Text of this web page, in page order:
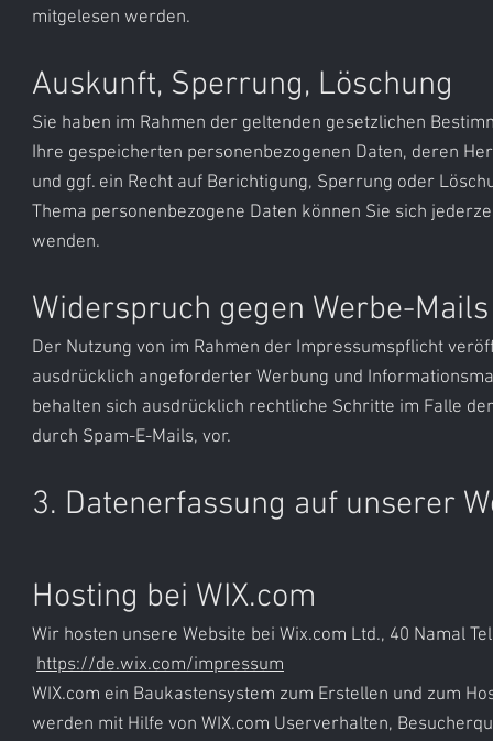
mitgelesen werden.
Auskunft, Sperrung, Löschung
Sie haben im Rahmen der geltenden gesetzlichen
Ihre gespeicherten personenbezogenen Daten, deren
und ggf. ein Recht auf Berichtigung, Sperrung oder
Thema personenbezogene Daten können Sie sich
wenden.
Widerspruch gegen Werbe-Mails
Der Nutzung von im Rahmen der Impressumspflicht
ausdrücklich angeforderter Werbung und
behalten sich ausdrücklich rechtliche Schritte im Falle
durch Spam-E-Mails, vor.
3. Datenerfassung auf unserer
Hosting bei WIX.com
Wir hosten unsere Website bei Wix.com Ltd., 40 Namal
https://de.wix.com/impressum
WIX.com ein Baukastensystem zum Erstellen und zum
werden mit Hilfe von WIX.com Userverhalten,